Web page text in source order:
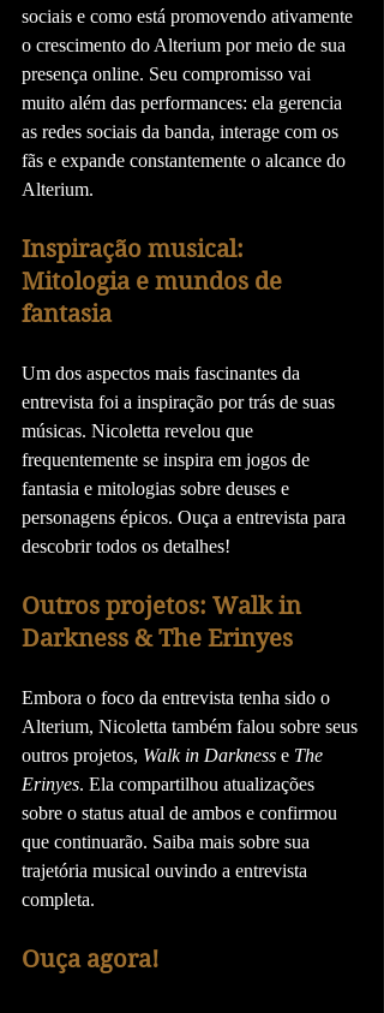
sociais e como está promovendo ativamente
o crescimento do Alterium por meio de sua
presença online. Seu compromisso vai
muito além das performances: ela gerencia
as redes sociais da banda, interage com os
fãs e expande constantemente o alcance do
Alterium.
Inspiração musical:
Mitologia e mundos de
fantasia
Um dos aspectos mais fascinantes da
entrevista foi a inspiração por trás de suas
músicas. Nicoletta revelou que
frequentemente se inspira em jogos de
fantasia e mitologias sobre deuses e
personagens épicos. Ouça a entrevista para
descobrir todos os detalhes!
Outros projetos: Walk in
Darkness & The Erinyes
Embora o foco da entrevista tenha sido o
Alterium, Nicoletta também falou sobre seus
outros projetos, Walk in Darkness e The
Erinyes. Ela compartilhou atualizações
sobre o status atual de ambos e confirmou
que continuarão. Saiba mais sobre sua
trajetória musical ouvindo a entrevista
completa.
Ouça agora!